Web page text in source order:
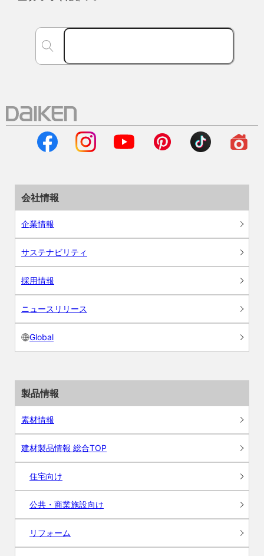
会社情報
企業情報
サステナビリティ
採用情報
ニュースリリース
Global
製品情報
素材情報
建材製品情報 総合TOP
住宅向け
公共・商業施設向け
リフォーム